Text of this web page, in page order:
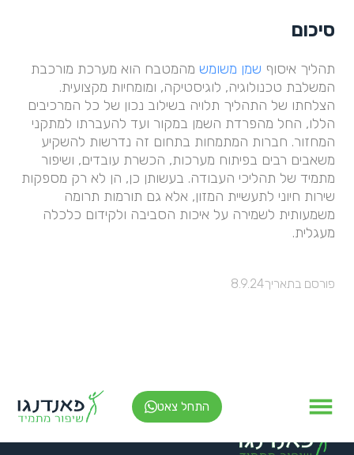
סיכום
תהליך איסוף שמן משומש מהמטבח הוא מערכת מורכבת
המשלבת טכנולוגיה, לוגיסטיקה, ומומחיות מקצועית.
הצלחתו של התהליך תלויה בשילוב נכון של כל המרכיבים
הללו, החל מהפרדת השמן במקור ועד להעברתו למתקני
המחזור. חברות המתמחות בתחום זה נדרשות להשקיע
משאבים רבים בפיתוח מערכות, הכשרת עובדים, ושיפור
מתמיד של תהליכי העבודה. בעשותן כן, הן לא רק מספקות
שירות חיוני לתעשיית המזון, אלא גם תורמות תרומה
משמעותית לשמירה על איכות הסביבה ולקידום כלכלה
מעגלית.
פורסם בתאריך8.9.24
התחל צאט